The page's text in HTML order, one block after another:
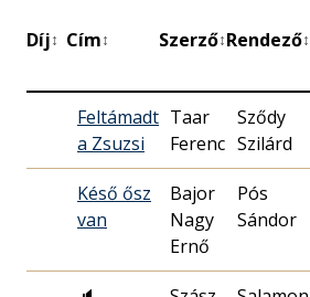
Díj↕ Cím↕ Szerző↕Rendező↕
Feltámadt
a Zsuzsi
Taar
Ferenc
Sződy
Szilárd
Késő ősz
van
Bajor
Nagy
Ernő
Pós
Sándor